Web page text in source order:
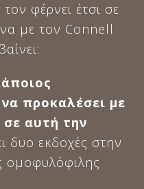
φέρνει έτσι σε
με τον Connell
προκαλέσει με
αυτή την
δυο εκδοχές στην
ομοφυλόφιλης